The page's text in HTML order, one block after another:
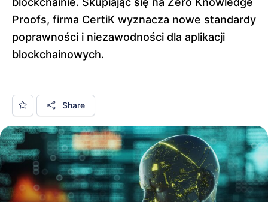
Proofs, firma CertiK wyznacza nowe standardy
poprawności i niezawodności dla aplikacji
blockchainowych.
Share